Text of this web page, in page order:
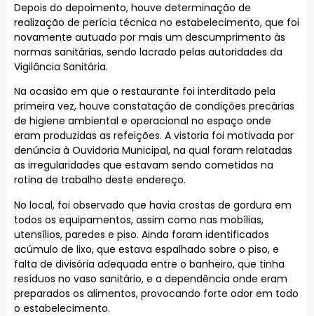
Depois do depoimento, houve determinação de
realização de perícia técnica no estabelecimento, que foi
novamente autuado por mais um descumprimento às
normas sanitárias, sendo lacrado pelas autoridades da
Vigilância Sanitária.
Na ocasião em que o restaurante foi interditado pela
primeira vez, houve constatação de condições precárias
de higiene ambiental e operacional no espaço onde
eram produzidas as refeições. A vistoria foi motivada por
denúncia à Ouvidoria Municipal, na qual foram relatadas
as irregularidades que estavam sendo cometidas na
rotina de trabalho deste endereço.
No local, foi observado que havia crostas de gordura em
todos os equipamentos, assim como nas mobílias,
utensílios, paredes e piso. Ainda foram identificados
acúmulo de lixo, que estava espalhado sobre o piso, e
falta de divisória adequada entre o banheiro, que tinha
resíduos no vaso sanitário, e a dependência onde eram
preparados os alimentos, provocando forte odor em todo
o estabelecimento.